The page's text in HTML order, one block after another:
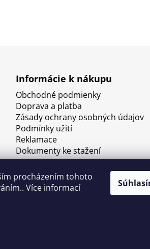
procházením tohoto
Více informací
Informácie k nákupu
Obchodné podmienky
Doprava a platba
Zásady ochrany osobných údajov
Podmínky užití
Reklamace
Dokumenty ke stažení